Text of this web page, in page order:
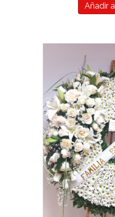
Añadir